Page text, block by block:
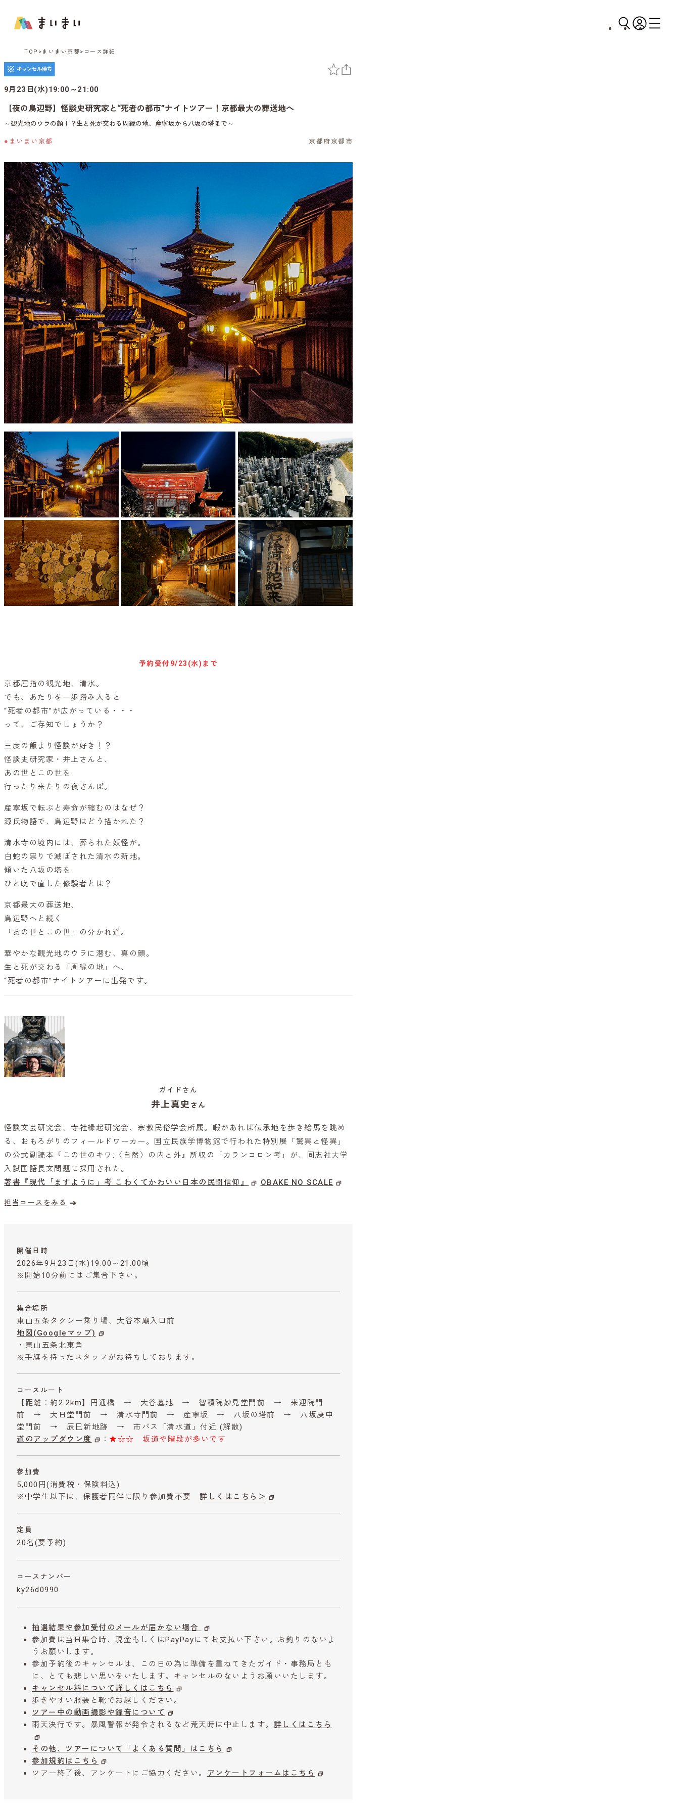
TOP まいまい京都 コース詳細
9月23日(水)19:00～21:00
【夜の鳥辺野】怪談史研究家と“死者の都市”ナイトツアー！京都最大の葬送地へ
～観光地のウラの顔！？生と死が交わる周縁の地、産寧坂から八坂の塔まで～
●まいまい京都 京都府京都市
予約受付 9/23(水)まで
京都屈指の観光地、清水。
でも、あたりを一歩踏み入ると
“死者の都市”が広がっている・・・
って、ご存知でしょうか？
三度の飯より怪談が好き！？
怪談史研究家・井上さんと、
あの世とこの世を
行ったり来たりの夜さんぽ。
産寧坂で転ぶと寿命が縮むのはなぜ？
源氏物語で、鳥辺野はどう描かれた？
清水寺の境内には、葬られた妖怪が。
白蛇の祟りで滅ぼされた清水の新地。
傾いた八坂の塔を
ひと晩で直した修験者とは？
京都最大の葬送地、
鳥辺野へと続く
「あの世とこの世」の分かれ道。
華やかな観光地のウラに潜む、真の顔。
生と死が交わる「周縁の地」へ、
“死者の都市”ナイトツアーに出発です。
ガイドさん
井上真史 さん
怪談文芸研究会、寺社縁起研究会、宗教民俗学会所属。暇があれば伝承地を歩き絵馬を眺め
る、おもろがりのフィールドワーカー。国立民族学博物館で行われた特別展「驚異と怪異」
の公式副読本『この世のキワ:〈自然〉の内と外』所収の「カランコロン考」が、同志社大学
入試国語長文問題に採用された。
著書『現代「ますように」考 こわくてかわいい日本の民間信仰』
OBAKE NO SCALE
担当コースをみる
開催日時
2026年9月23日(水)19:00～21:00頃
※開始10分前にはご集合下さい。
集合場所
東山五条タクシー乗り場、大谷本廟入口前
地図(Googleマップ)
・東山五条北東角
※手旗を持ったスタッフがお待ちしております。
コースルート
【距離：約2.2km】円通橋 → 大谷墓地 → 智積院妙見堂門前 → 来迎院門
前 → 大日堂門前 → 清水寺門前 → 産寧坂 → 八坂の塔前 → 八坂庚申
堂門前 → 辰巳新地跡 → 市バス「清水道」付近 (解散)
道のアップダウン度
： ★☆☆ 坂道や階段が多いです
参加費
5,000円 (消費税・保険料込)
※中学生以下は、保護者同伴に限り参加費不要 詳しくはこちら＞
定員
20名(要予約)
コースナンバー
ky26d0990
抽選結果や参加受付のメールが届かない場合
参加費は当日集合時、現金もしくはPayPayにてお支払い下さい。お釣りのないよ
うお願いします。
参加予約後のキャンセルは、この日の為に準備を重ねてきたガイド・事務局とも
に、とても悲しい思いをいたします。キャンセルのないようお願いいたします。
キャンセル料について詳しくはこちら
歩きやすい服装と靴でお越しください。
ツアー中の動画撮影や録音について
雨天決行です。暴風警報が発令されるなど荒天時は中止します。 詳しくはこちら
その他、ツアーについて「よくある質問」はこちら
参加規約はこちら
ツアー終了後、アンケートにご協力ください。
アンケートフォームはこちら